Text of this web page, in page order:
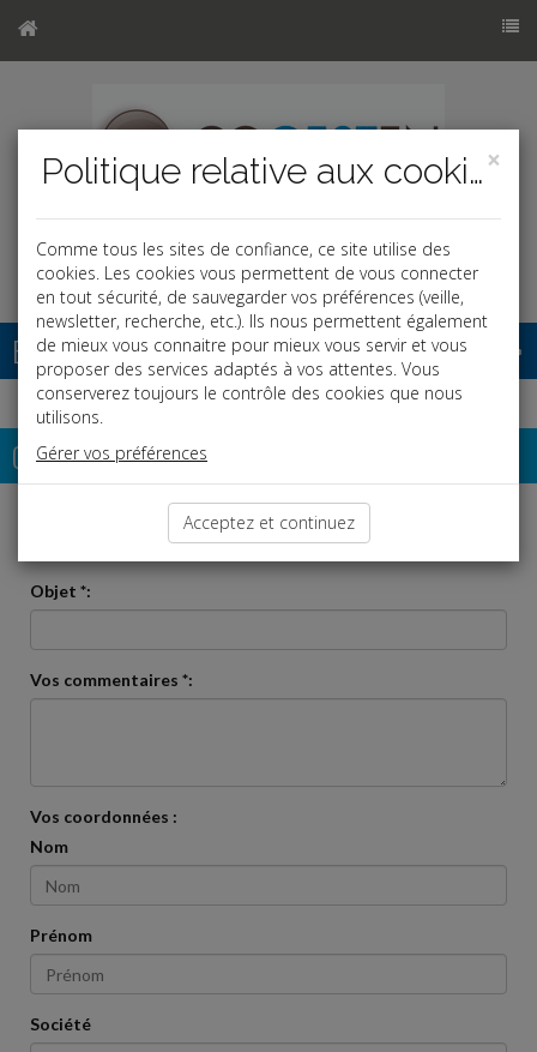
Base documentaire
Contact
Si vous souhaitez des renseignements sur nos prestations,
veuillez nous contacter via ce formulaire
Objet *:
Vos commentaires *:
Vos coordonnées :
Nom
Prénom
Société
×
Politique relative aux cookies
Comme tous les sites de confiance, ce site utilise des
cookies. Les cookies vous permettent de vous connecter
en tout sécurité, de sauvegarder vos préférences (veille,
newsletter, recherche, etc.). Ils nous permettent également
de mieux vous connaitre pour mieux vous servir et vous
proposer des services adaptés à vos attentes. Vous
conserverez toujours le contrôle des cookies que nous
utilisons.
Gérer vos préférences
Acceptez et continuez